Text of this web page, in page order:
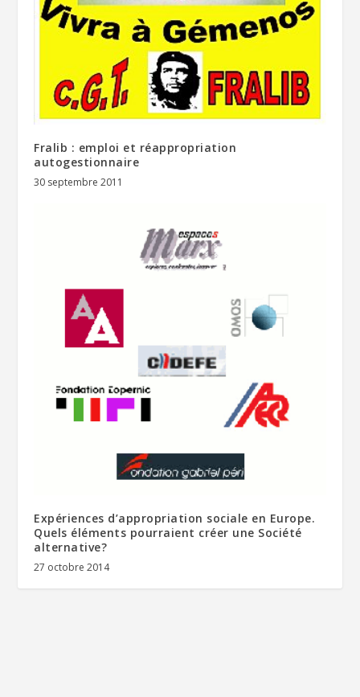
Fralib : emploi et réappropriation
autogestionnaire
30 septembre 2011
Expériences d’appropriation sociale en Europe.
Quels éléments pourraient créer une Société
alternative?
27 octobre 2014